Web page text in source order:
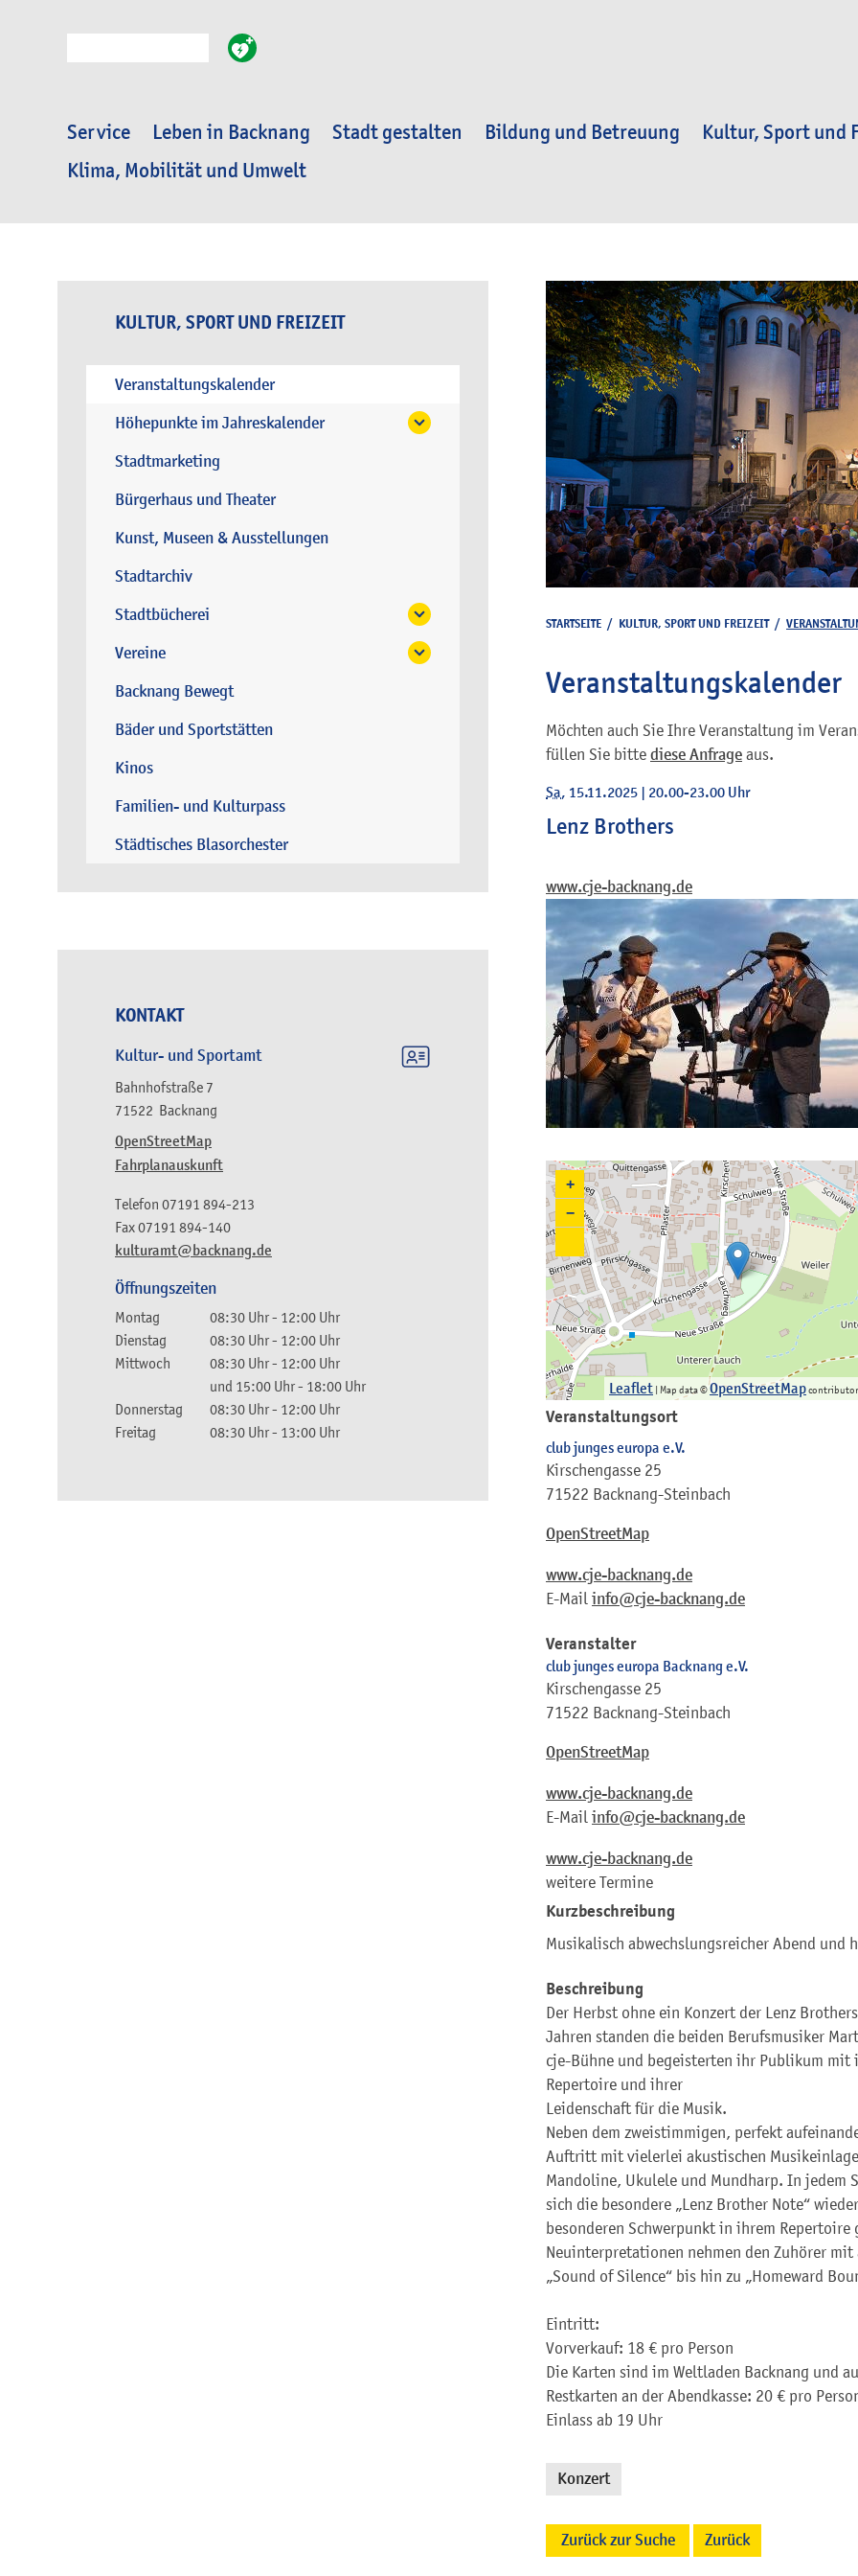
Service Leben in Backnang Stadt gestalten Bildung und Betreuung Kultur, Sport und
Klima, Mobilität und Umwelt
KULTUR, SPORT UND FREIZEIT
Veranstaltungskalender
Höhepunkte im Jahreskalender
Stadtmarketing
Bürgerhaus und Theater
Kunst, Museen & Ausstellungen
Stadtarchiv
Stadtbücherei
Vereine
Backnang Bewegt
Bäder und Sportstätten
Kinos
Familien- und Kulturpass
Städtisches Blasorchester
KONTAKT
Kultur- und Sportamt
Bahnhofstraße 7
71522 Backnang
OpenStreetMap
Fahrplanauskunft
kulturamt@backnang.de
Telefon 07191 894-213
Fax07191 894-140
Öffnungszeiten
Montag 08:30 Uhr- 12:00 Uhr
Dienstag
08:30 Uhr- 12:00 Uhr
Mittwoch
08:30 Uhr- 12:00 Uhr
und 15:00 Uhr- 18:00 Uhr
Donnerstag
08:30 Uhr- 12:00 Uhr
Freitag
08:30 Uhr- 13:00 Uhr
STARTSEITE / KULTUR, SPORT UND FREIZEIT/
Veranstaltungskalender
Möchten auch Sie Ihre Veranstaltung im
füllen Sie bitte diese Anfrage aus.
Sa, 15.11.2025 | 20.00-23.00 Uhr
Lenz Brothers
www.cje-backnang.de
+
−
Leaflet | Map data ©OpenStreetMap
Veranstaltungsort
club junges europa e.V.
Kirschengasse 25
71522 Backnang-Steinbach
OpenStreetMap
www.cje-backnang.de
E-Mail info@cje-backnang.de
Veranstalter
club junges europa Backnang e.V.
Kirschengasse 25
71522 Backnang-Steinbach
OpenStreetMap
www.cje-backnang.de
E-Mail info@cje-backnang.de
www.cje-backnang.de
weitere Termine
Kurzbeschreibung
Musikalisch abwechslungsreicher Abend und
Beschreibung
Der Herbst ohne ein Konzert der Lenz
Jahren standen die beiden Berufsmusiker
cje-Bühne und begeisterten ihr Publikum mit
Repertoire und ihrer
Leidenschaft für die Musik.
Neben dem zweistimmigen, perfekt
Auftritt mit vielerlei akustischen
Mandoline, Ukulele und Mundharp. In jedem
sich die besondere „Lenz Brother Note“
besonderen Schwerpunkt in ihrem
Neuinterpretationen nehmen den Zuhörer mit
„Sound of Silence“ bis hin zu „Homeward
Eintritt:
Vorverkauf: 18 € pro Person
Die Karten sind im Weltladen Backnang und
Restkarten an der Abendkasse: 20 € pro
Einlass ab 19 Uhr
Konzert
Zurück zur Suche Zurück